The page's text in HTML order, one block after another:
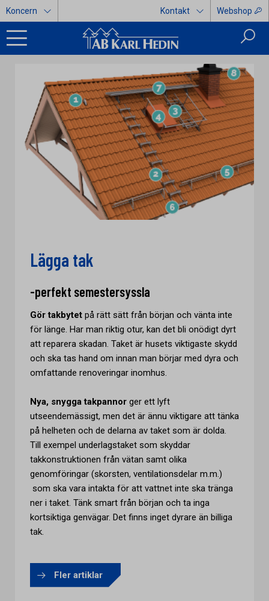
Koncern Kontakt Webshop
Lägga tak
-perfekt semestersyssla
Gör takbytet på rätt sätt från början och vänta inte
för länge. Har man riktig otur, kan det bli onödigt dyrt
att reparera skadan. Taket är husets viktigaste skydd
och ska tas hand om innan man börjar med dyra och
omfattande renoveringar inomhus.
Nya, snygga takpannor ger ett lyft
utseendemässigt, men det är ännu viktigare att tänka
på helheten och de delarna av taket som är dolda.
Till exempel underlagstaket som skyddar
takkonstruktionen från vätan samt olika
genomföringar (skorsten, ventilationsdelar m.m.)
som ska vara intakta för att vattnet inte ska tränga
ner i taket. Tänk smart från början och ta inga
kortsiktiga genvägar. Det finns inget dyrare än billiga
tak.
Fler artiklar